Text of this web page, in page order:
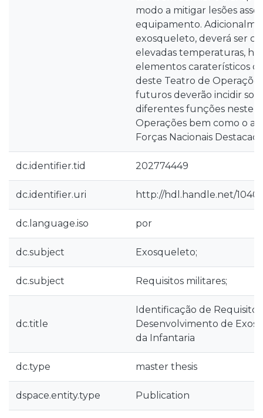
modo a mitigar lesões
equipamento.
exosqueleto, deverá ser
elevadas temperaturas,
elementos caraterísticos
deste Teatro de
futuros deverão incidir
diferentes funções neste
Operações bem como o
Forças Nacionais
dc.identifier.tid 202774449
dc.identifier.uri http://hdl.handle.net/
dc.language.iso por
dc.subject Exosqueleto;
dc.subject Requisitos militares;
dc.title
Identificação de
Desenvolvimento de
da Infantaria
dc.type master thesis
dspace.entity.type Publication